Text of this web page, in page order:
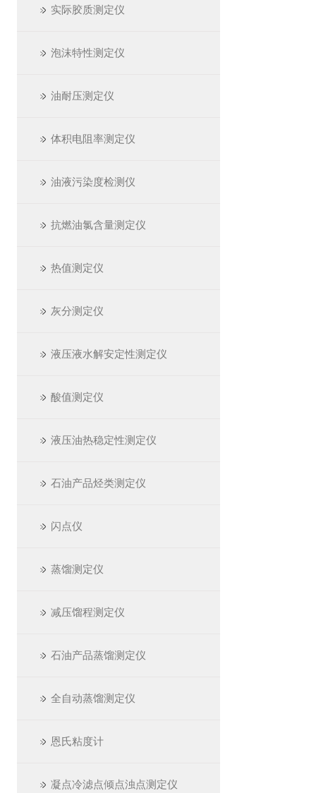
实际胶质测定仪
泡沫特性测定仪
油耐压测定仪
体积电阻率测定仪
油液污染度检测仪
抗燃油氯含量测定仪
热值测定仪
灰分测定仪
液压液水解安定性测定仪
酸值测定仪
液压油热稳定性测定仪
石油产品烃类测定仪
闪点仪
蒸馏测定仪
减压馏程测定仪
石油产品蒸馏测定仪
全自动蒸馏测定仪
恩氏粘度计
凝点冷滤点倾点浊点测定仪